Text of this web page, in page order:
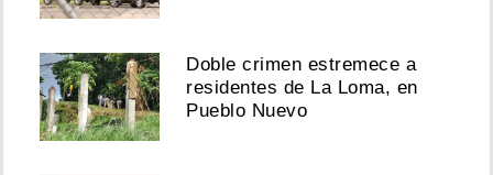
Doble crimen estremece a
residentes de La Loma, en
Pueblo Nuevo